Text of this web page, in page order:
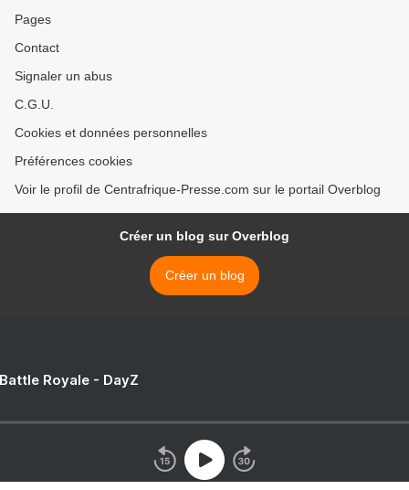
Pages
Contact
Signaler un abus
C.G.U.
Cookies et données personnelles
Préférences cookies
Voir le profil de Centrafrique-Presse.com sur le portail Overblog
Créer un blog sur Overblog
Créer un blog
Royale - DayZ